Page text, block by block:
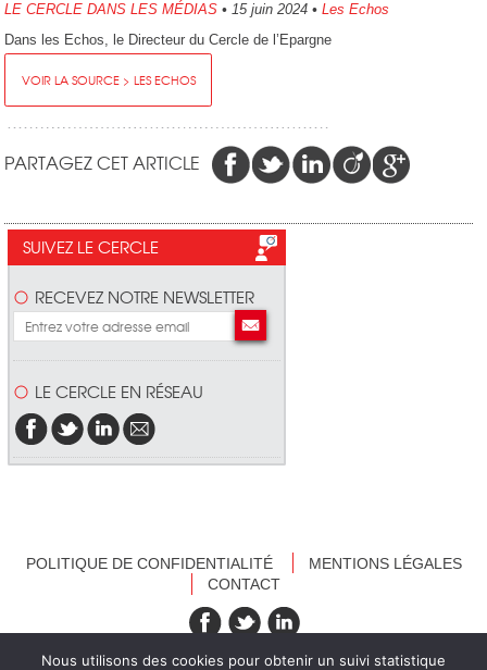
LE CERCLE DANS LES MÉDIAS • 15 juin 2024• Les Echos
Dans les Echos, le Directeur du Cercle de l’Epargne
VOIR LA SOURCE > LES ECHOS
PARTAGEZ CET ARTICLE
SUIVEZ LE CERCLE
RECEVEZ NOTRE NEWSLETTER
LE CERCLE EN RÉSEAU
POLITIQUE DE CONFIDENTIALITÉ
MENTIONS LÉGALES
CONTACT
recevez nos newsletters
Nous utilisons des cookies pour obtenir un suivi statistique